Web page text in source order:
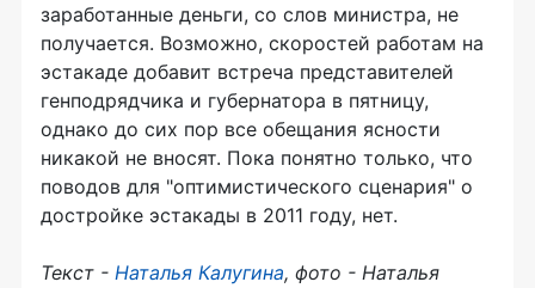
заработанные деньги, со слов министра, не
получается. Возможно, скоростей работам на
эстакаде добавит встреча представителей
генподрядчика и губернатора в пятницу,
однако до сих пор все обещания ясности
никакой не вносят. Пока понятно только, что
поводов для "оптимистического сценария" о
достройке эстакады в 2011 году, нет.
Текст - Наталья Калугина, фото - Наталья